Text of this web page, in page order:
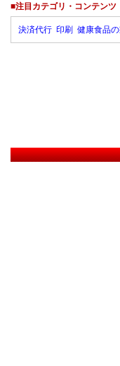
■注目カテゴリ・コンテンツ
決済代行 印刷 健康食品